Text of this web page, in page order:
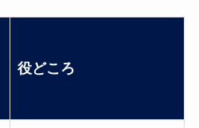
役どころ